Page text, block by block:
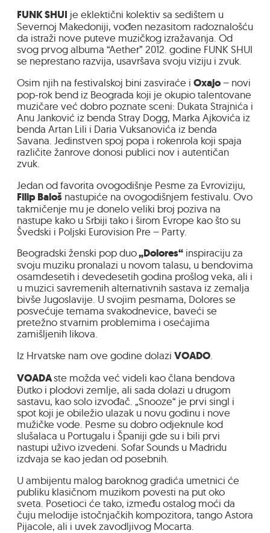
FUNK SHUI je eklektični kolektiv sa sedištem u
Severnoj Makedoniji, vođen nezasitom radoznalošću
da istraži nove puteve muzičkog izražavanja. Od
svog prvog albuma “Aether” 2012. godine FUNK SHUI
se neprestano razvija, usavršava svoju viziju i zvuk.
Osim njih na festivalskoj bini zasviraće i Oxajo– novi
pop-rok bend iz Beograda koji je okupio talentovane
muzičare već dobro poznate sceni: Dukata Strajnića i
Anu Janković iz benda Stray Dogg, Marka Ajkovića iz
benda Artan Lili i Daria Vuksanovića iz benda
Savana. Jedinstven spoj popa i rokenrola koji spaja
različite žanrove donosi publici nov i autentičan
zvuk.
Jedan od favorita ovogodišnje Pesme za Evroviziju,
Filip Baloš nastupiće na ovogodišnjem festivalu. Ovo
takmičenje mu je donelo veliki broj poziva na
nastupe kako u Srbiji tako i širom Evrope kao što su
Švedski i Poljski Eurovision Pre – Party.
Beogradski ženski pop duo„Dolores“ inspiraciju za
svoju muziku pronalazi u novom talasu, u bendovima
osamdesetih i devedesetih godina prošlog veka, ali i
u muzici savremenih alternativnih sastava iz zemalja
bivše Jugoslavije. U svojim pesmama, Dolores se
posvećuje temama svakodnevice, baveći se
pretežno stvarnim problemima i osećajima
zamišljenih likova.
Iz Hrvatske nam ove godine dolazi VOADO
VOADAste možda već videli kao člana bendova
Đutko i plodovi zemlje, ali sada dolazi u drugom
sastavu, kao solo izvođač. „Snooze“ je prvi singl i
spot koji je obiležio ulazak u novu godinu i nove
mužičke vode. Pesme su dobro odjeknule kod
slušalaca u Portugalu i Španiji gde su i bili prvi
nastupi uživo izvedeni. Sofar Sounds u Madridu
izdvaja se kao jedan od posebnih.
U ambijentu malog baroknog gradića umetnici će
publiku klasičnom muzikom povesti na put oko
sveta. Posetioci će tako, između ostalog moći da
čuju melodije istočnjačkih kompozitora, tango Astora
Pijacole, ali i uvek zavodljivog Mocarta.